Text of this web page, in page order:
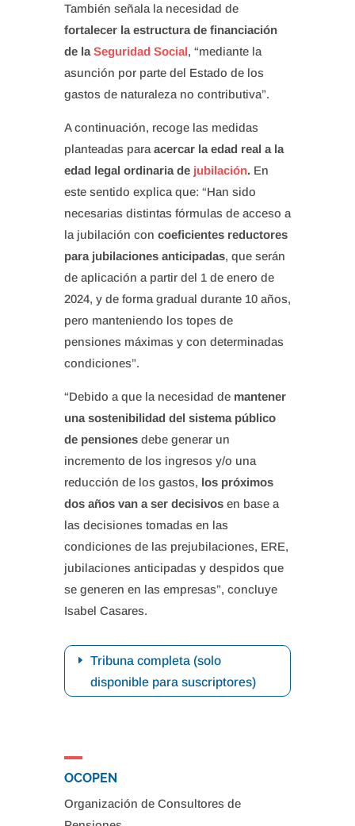
También señala la necesidad de
fortalecer la estructura de financiación
de la Seguridad Social, “mediante la
asunción por parte del Estado de los
gastos de naturaleza no contributiva”.
A continuación, recoge las medidas
planteadas para acercar la edad real a la
edad legal ordinaria de jubilación.En
este sentido explica que: “Han sido
necesarias distintas fórmulas de acceso a
la jubilación con coeficientes reductores
para jubilaciones anticipadas, que serán
de aplicación a partir del 1 de enero de
2024, y de forma gradual durante 10 años,
pero manteniendo los topes de
pensiones máximas y con determinadas
condiciones”.
“Debido a que la necesidad de mantener
una sostenibilidad del sistema público
de pensionesdebe generar un
incremento de los ingresos y/o una
reducción de los gastos, los próximos
dos años van a ser decisivosen base a
las decisiones tomadas en las
condiciones de las prejubilaciones, ERE,
jubilaciones anticipadas y despidos que
se generen en las empresas”, concluye
Isabel Casares.
Tribuna completa (solo
disponible para suscriptores)
OCOPEN
Organización de Consultores de